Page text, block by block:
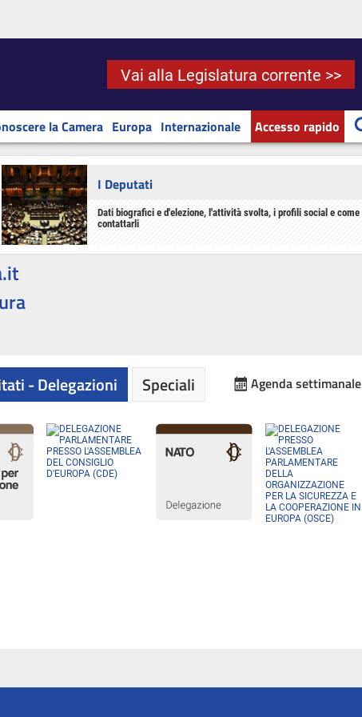
Vai alla Legislatura corrente >>
la Camera Europa Internazionale Accesso rapido
I Deputati
Dati biografici e d'elezione, l'attività svolta, i profili social e come
contattarli
- Delegazioni Agenda settimanale
Speciali